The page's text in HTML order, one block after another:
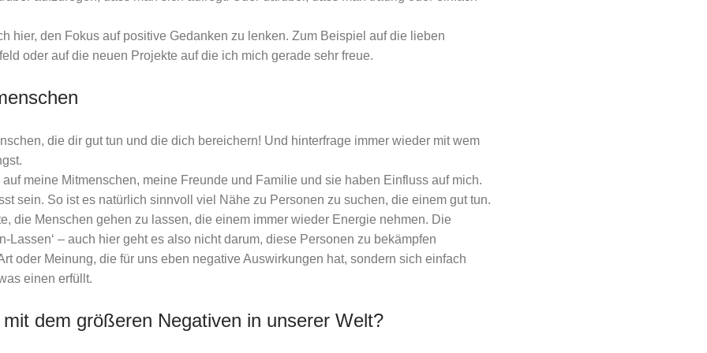
hier, den Fokus auf positive Gedanken zu lenken. Zum Beispiel auf die lieben
oder auf die neuen Projekte auf die ich mich gerade sehr freue.
die dir gut tun und die dich bereichern! Und hinterfrage immer wieder mit wem
meine Mitmenschen, meine Freunde und Familie und sie haben Einfluss auf mich.
sein. So ist es natürlich sinnvoll viel Nähe zu Personen zu suchen, die einem gut tun.
die Menschen gehen zu lassen, die einem immer wieder Energie nehmen. Die
Lassen‘ – auch hier geht es also nicht darum, diese Personen zu bekämpfen
oder Meinung, die für uns eben negative Auswirkungen hat, sondern sich einfach
einen erfüllt.
dem größeren Negativen in unserer Welt?